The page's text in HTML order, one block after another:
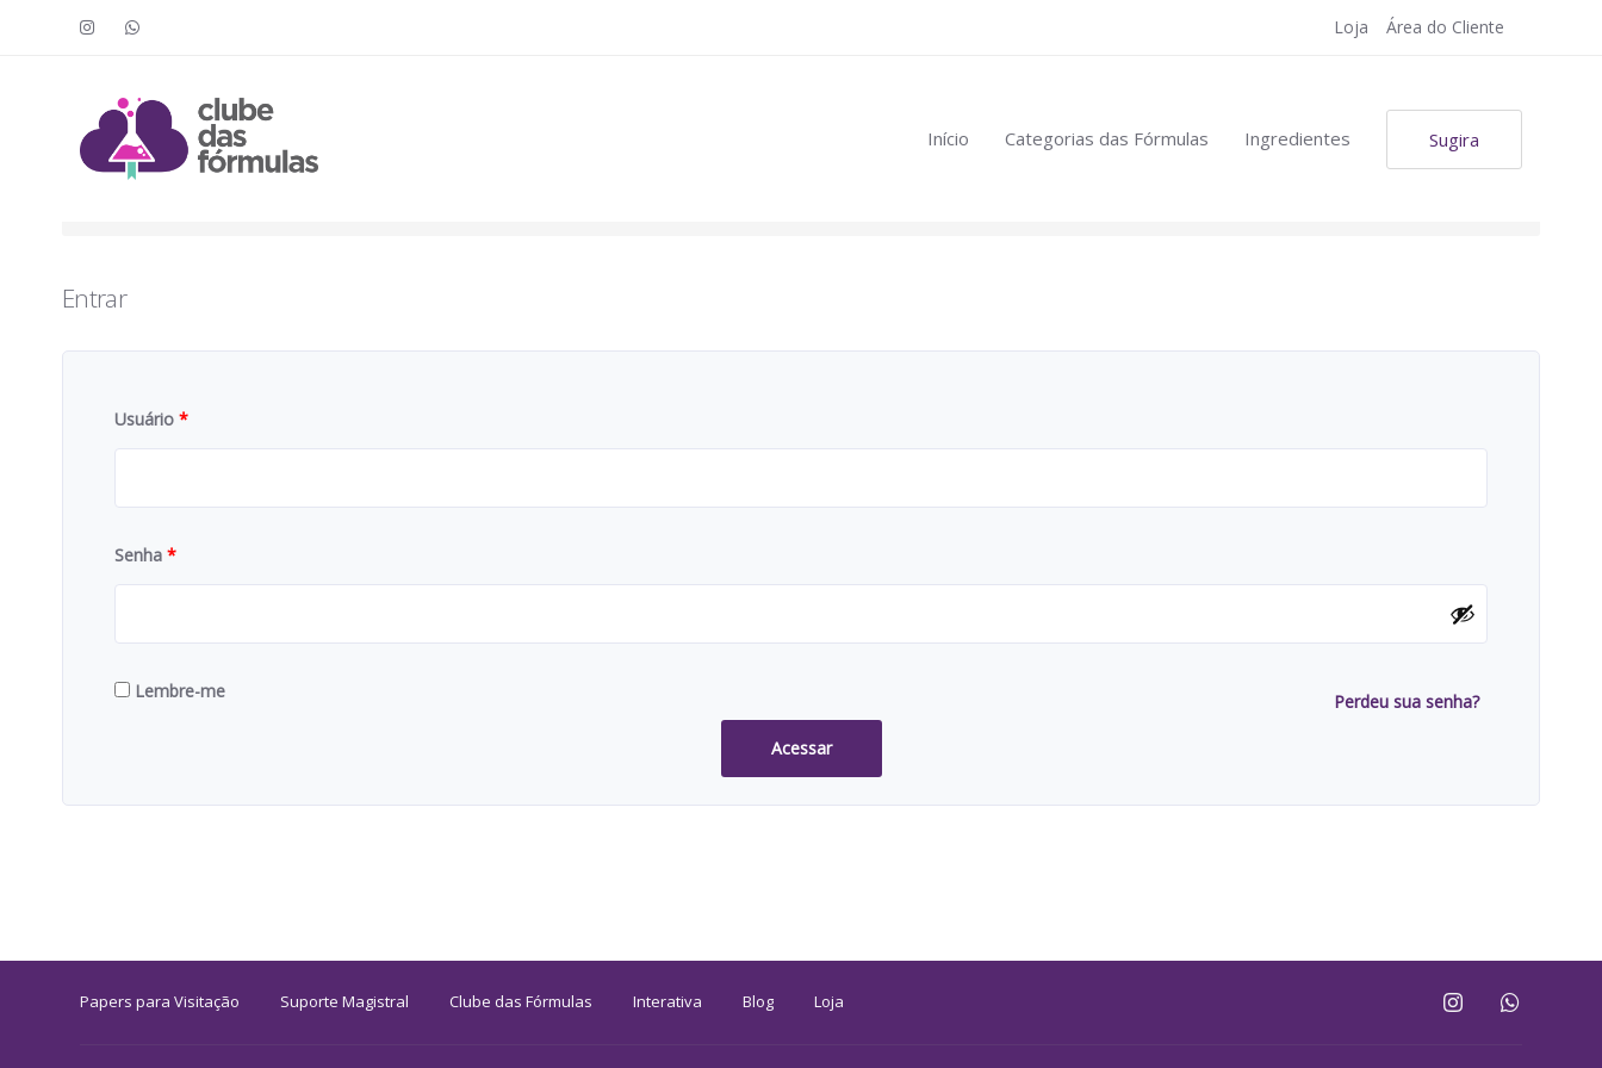
Loja Área do Cliente
Início Categorias das Fórmulas Ingredientes Sugira
Entrar
Usuário *
Senha *
Lembre-me
Acessar
Perdeu sua senha?
Papers para Visitação Suporte Magistral Clube das Fórmulas Interativa Blog Loja